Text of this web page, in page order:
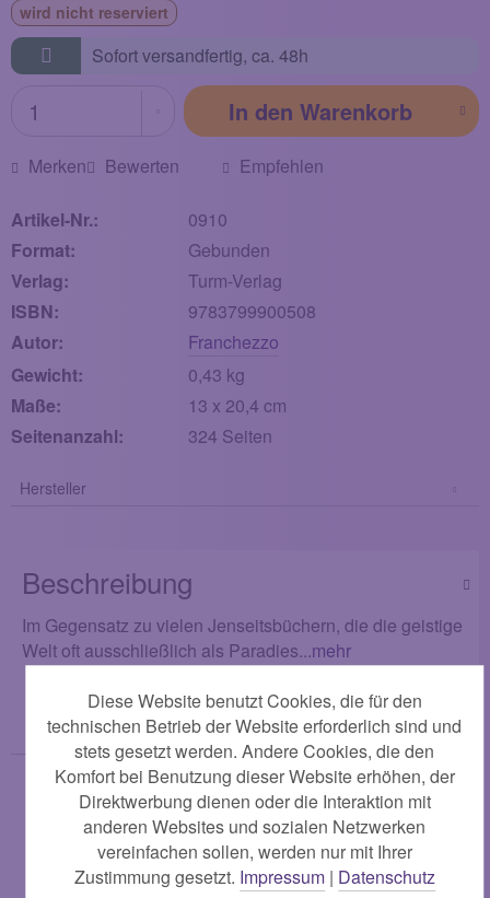
wird nicht reserviert
Sofort versandfertig, ca. 48h
In den Warenkorb
Merken Bewerten Empfehlen
Artikel-Nr.:
0910
Format:
Gebunden
Verlag:
Turm-Verlag
ISBN:
9783799900508
Autor:
Franchezzo
Gewicht:
0,43 kg
Maße:
13 x 20,4 cm
Seitenanzahl:
324 Seiten
Hersteller
Beschreibung
Im Gegensatz zu vielen Jenseitsbüchern, die die geistige
Welt oft ausschließlich als Paradies...mehr
Ähnliche Artikel
Diese Website benutzt Cookies, die für den
technischen Betrieb der Website erforderlich sind und
stets gesetzt werden. Andere Cookies, die den
Komfort bei Benutzung dieser Website erhöhen, der
Direktwerbung dienen oder die Interaktion mit
anderen Websites und sozialen Netzwerken
vereinfachen sollen, werden nur mit Ihrer
Zustimmung gesetzt. Impressum| Datenschutz